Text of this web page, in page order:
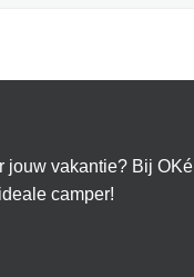
jouw vakantie? Bij OKé
camper!